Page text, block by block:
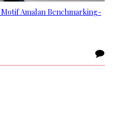
Motif Amalan Benchmarking-